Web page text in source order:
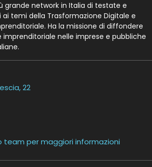
grande network in Italia di testate e
ai temi della Trasformazione Digitale e
Ha la missione di diffondere
nelle imprese e pubbliche
22
per maggiori informazioni